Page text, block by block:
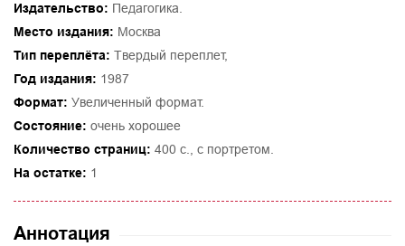
Издательство: Педагогика.
Место издания: Москва
Тип переплёта: Твердый переплет,
Год издания: 1987
Формат: Увеличенный формат.
Состояние: очень хорошее
Количество страниц: 400 с., с портретом.
На остатке: 1
Аннотация